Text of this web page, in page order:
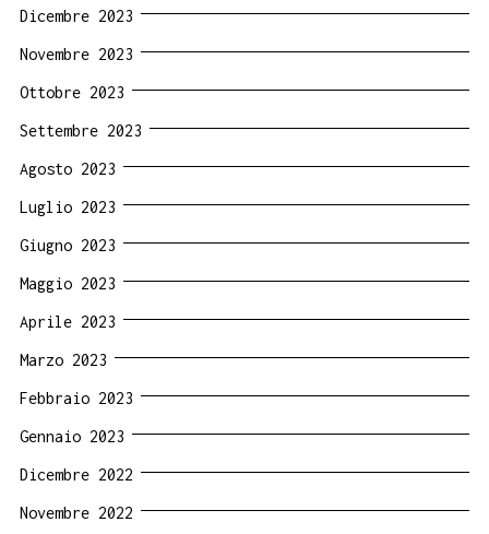
Dicembre 2023
Novembre 2023
Ottobre 2023
Settembre 2023
Agosto 2023
Luglio 2023
Giugno 2023
Maggio 2023
Aprile 2023
Marzo 2023
Febbraio 2023
Gennaio 2023
Dicembre 2022
Novembre 2022